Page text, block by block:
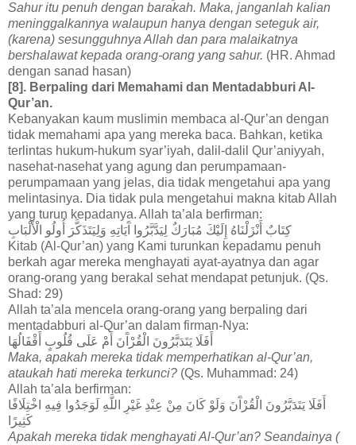
Sahur itu penuh dengan barakah. Maka, janganlah kalian
meninggalkannya walaupun hanya dengan seteguk air,
(karena) sesungguhnya Allah dan para malaikatnya
bershalawat kepada orang-orang yang sahur. (HR. Ahmad
dengan sanad hasan)
[8]. Berpaling dari Memahami dan Mentadabburi Al-
Qur’an.
Kebanyakan kaum muslimin membaca al-Qur’an dengan
tidak memahami apa yang mereka baca. Bahkan, ketika
terlintas hukum-hukum syar’iyah, dalil-dalil Qur’aniyyah,
nasehat-nasehat yang agung dan perumpamaan-
perumpamaan yang jelas, dia tidak mengetahui apa yang
melintasinya. Dia tidak pula mengetahui makna kitab Allah
yang turun kepadanya. Allah ta’ala berfirman:
كِتَابٌ أَنْزَلْنَاهُ إِلَيْكَ مُبَارَكٌ لِيَدَّبَّرُوا آَيَاتِهِ وَلِيَتَذَكَّرَ أُولُو الْأَلْبَابِ
Kitab (Al-Qur’an) yang Kami turunkan kepadamu penuh
berkah agar mereka menghayati ayat-ayatnya dan agar
orang-orang yang berakal sehat mendapat petunjuk. (Qs.
Shad: 29)
Allah ta’ala mencela orang-orang yang berpaling dari
mentadabburi al-Qur’an dalam firman-Nya:
أَفَلَا يَتَدَبَّرُونَ الْقُرْآَنَ أَمْ عَلَى قُلُوبٍ أَقْفَالُهَا
Maka, apakah mereka tidak memperhatikan al-Qur’an,
ataukah hati mereka terkunci? (Qs. Muhammad: 24)
Allah ta’ala berfirman:
أَفَلَا يَتَدَبَّرُونَ الْقُرْآَنَ وَلَوْ كَانَ مِنْ عِنْدِ غَيْرِ اللَّهِ لَوَجَدُوا فِيهِ اخْتِلَافًا
كَثِيرًا
Apakah mereka tidak menghayati Al-Qur’an? Seandainya (